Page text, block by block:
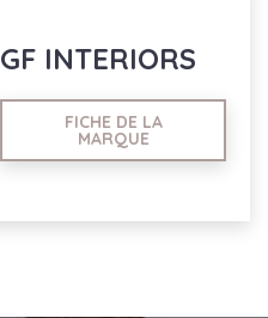
GF INTERIORS
FICHE DE LA
MARQUE